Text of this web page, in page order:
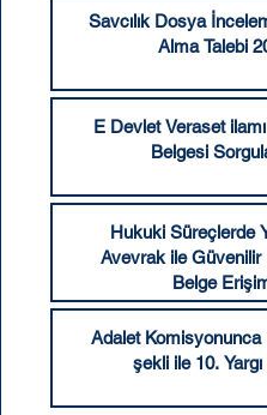
Savcılık Dosya
Alma Talebi
E Devlet Veraset
Belgesi
Hukuki Süreçlerde
Avevrak ile Güvenilir
Belge
Adalet Komisyonunca
şekli ile 10.